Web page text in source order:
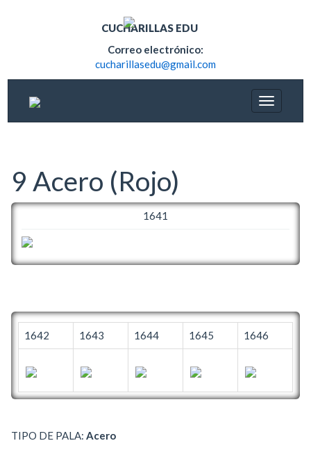
CUCHARILLAS EDU
Correo electrónico:
cucharillasedu@gmail.com
9 Acero (Rojo)
1641
1642 1643 1644 1645 1646
TIPO DE PALA: Acero